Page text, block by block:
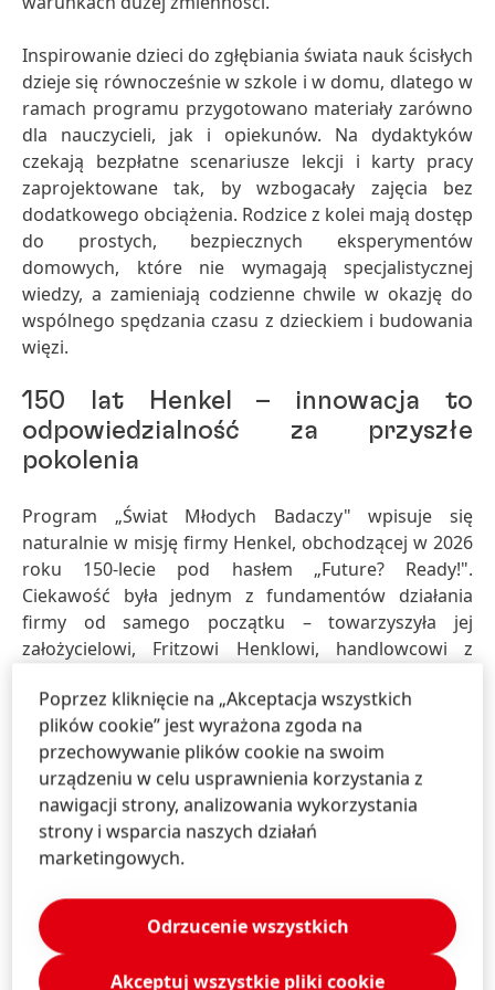
Inspirowanie dzieci do zgłębiania świata nauk ścisłych
dzieje się równocześnie w szkole i w domu, dlatego w
ramach programu przygotowano materiały zarówno
dla nauczycieli, jak i opiekunów. Na dydaktyków
czekają bezpłatne scenariusze lekcji i karty pracy
zaprojektowane tak, by wzbogacały zajęcia bez
dodatkowego obciążenia. Rodzice z kolei mają dostęp
do prostych, bezpiecznych eksperymentów
domowych, które nie wymagają specjalistycznej
wiedzy, a zamieniają codzienne chwile w okazję do
wspólnego spędzania czasu z dzieckiem i budowania
więzi.
150 lat Henkel – innowacja to
odpowiedzialność za przyszłe
pokolenia
Program „Świat Młodych Badaczy" wpisuje się
naturalnie w misję firmy Henkel, obchodzącej w 2026
roku 150-lecie pod hasłem „Future? Ready!".
Ciekawość była jednym z fundamentów działania
firmy od samego początku – towarzyszyła jej
założycielowi, Fritzowi Henklowi, handlowcowi z
oparty na dociekliwości i testowaniu rozwiązań, do
dziś inspiruje kolejne pokolenia pracowników Henkla.
„Świat Młodych Badaczy” pokazuje, że
zainteresowanie nauką można rozwijać już od
najmłodszych lat – wtedy, gdy naturalna ciekawość
dzieci jest największa. To właśnie codzienne pytania i
pierwsze eksperymenty stają się punktem wyjścia do
rozwijania kompetencji, które w przyszłości mogą
wspierać dalszą edukację.
Poprzez kliknięcie na „Akceptacja wszystkich
plików cookie” jest wyrażona zgoda na
przechowywanie plików cookie na swoim
urządzeniu w celu usprawnienia korzystania z
nawigacji strony, analizowania wykorzystania
strony i wsparcia naszych działań
marketingowych.
Odrzucenie wszystkich
Akceptuj wszystkie pliki cookie